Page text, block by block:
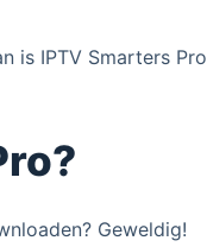
is IPTV Smarters Pro
Geweldig!